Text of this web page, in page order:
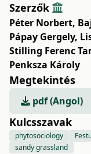
Szerzők
Péter Norbert,
Pápay Gergely,
Stilling Ferenc
Penksza Károly
Megtekintés
pdf (Angol)
Kulcsszavak
phytosociology
sandy grassland